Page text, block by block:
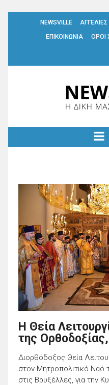
NEWSVILLE ΑΓΓΕΛΙΕΣ
ΕΠΙΚΟΙΝΩΝΙΑ
ΟΡΟΙ
Η Θεία
της
Διορθόδοξος Θεία
στον Μητροπολιτικό Ναό
στις Βρυξέλλες, για την